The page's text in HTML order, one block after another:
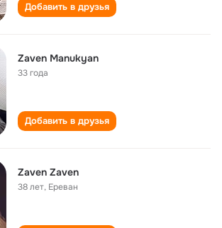
Добавить в друзья
Zaven Manukyan
33 года
Добавить в друзья
Zaven Zaven
38 лет, Ереван